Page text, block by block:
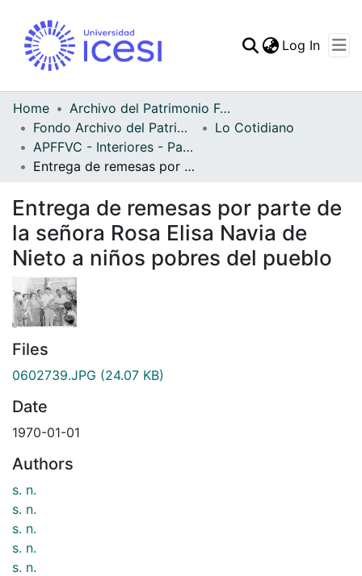
Statistics
Log In
Home
Archivo del Patrimonio Fotográfico y Fílmico del Valle del Cauca
Fondo Archivo del Patrimonio Fotográfico y Fílmico del Valle del Cauca
Lo Cotidiano
APFFVC - Interiores - Patrimonial
Entrega de remesas por parte de la señora Rosa Elisa Navia de Nieto a niños pobres del pueblo
Entrega de remesas por parte de
la señora Rosa Elisa Navia de
Nieto a niños pobres del pueblo
Files
0602739.JPG (24.07 KB)
Date
1970-01-01
Authors
s. n.
s. n.
s. n.
s. n.
s. n.